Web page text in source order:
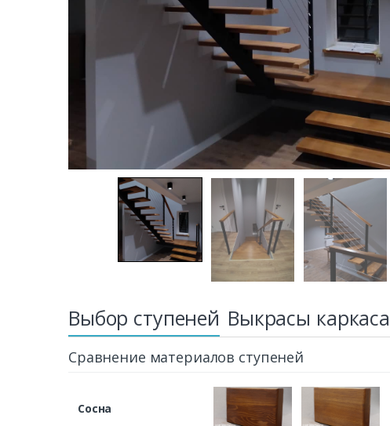
Выбор ступеней Выкрасы каркаса
Сравнение материалов ступеней
Сосна